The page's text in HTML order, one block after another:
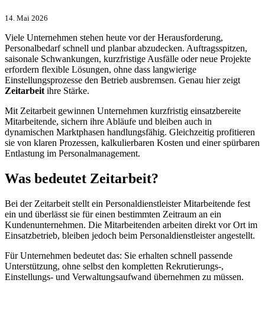
14. Mai 2026
Viele Unternehmen stehen heute vor der Herausforderung,
Personalbedarf schnell und planbar abzudecken. Auftragsspitzen,
saisonale Schwankungen, kurzfristige Ausfälle oder neue Projekte
erfordern flexible Lösungen, ohne dass langwierige
Einstellungsprozesse den Betrieb ausbremsen. Genau hier zeigt
Zeitarbeit ihre Stärke.
Mit Zeitarbeit gewinnen Unternehmen kurzfristig einsatzbereite
Mitarbeitende, sichern ihre Abläufe und bleiben auch in
dynamischen Marktphasen handlungsfähig. Gleichzeitig profitieren
sie von klaren Prozessen, kalkulierbaren Kosten und einer spürbaren
Entlastung im Personalmanagement.
Was bedeutet Zeitarbeit?
Bei der Zeitarbeit stellt ein Personaldienstleister Mitarbeitende fest
ein und überlässt sie für einen bestimmten Zeitraum an ein
Kundenunternehmen. Die Mitarbeitenden arbeiten direkt vor Ort im
Einsatzbetrieb, bleiben jedoch beim Personaldienstleister angestellt.
Für Unternehmen bedeutet das: Sie erhalten schnell passende
Unterstützung, ohne selbst den kompletten Rekrutierungs-,
Einstellungs- und Verwaltungsaufwand übernehmen zu müssen.